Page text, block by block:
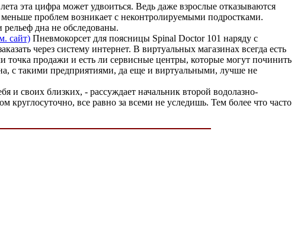
эта цифра может удвоиться. Ведь даже взрослые отказываются
проблем возникает с неконтролируемыми подростками.
дна не обследованы.
сайт) Пневмокорсет для поясницы Spinal Doctor 101 наряду с
через систему интернет. В виртуальных магазинах всегда есть
точка продажи и есть ли сервисные центры, которые могут починить
с такими предприятиями, да еще и виртуальными, лучше не
и своих близких, - рассуждает начальник второй водолазно-
все равно за всеми не уследишь. Тем более что часто